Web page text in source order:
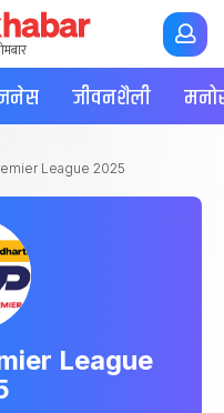
जीवनशैली
League 2025
League